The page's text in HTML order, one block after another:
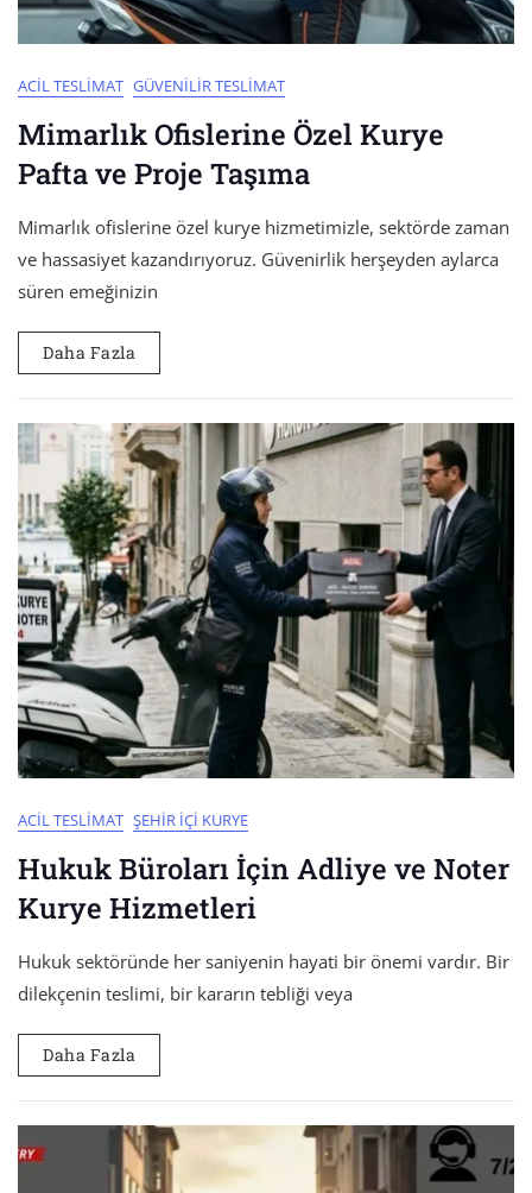
ACIL TESLIMAT GÜVENILIR TESLIMAT
Mimarlık Ofislerine Özel Kurye
Pafta ve Proje Taşıma
Mimarlık ofislerine özel kurye hizmetimizle, sektörde zaman
ve hassasiyet kazandırıyoruz. Güvenirlik herşeyden aylarca
süren emeğinizin
Daha Fazla
ACIL TESLIMAT ŞEHIR İÇI KURYE
Hukuk Büroları İçin Adliye ve Noter
Kurye Hizmetleri
Hukuk sektöründe her saniyenin hayati bir önemi vardır. Bir
dilekçenin teslimi, bir kararın tebliği veya
Daha Fazla